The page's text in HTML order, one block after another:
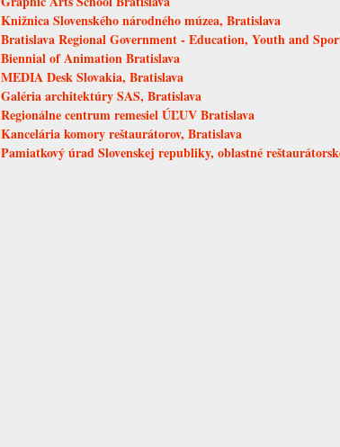
Knižnica Slovenského národného múzea, Bratislava
Bratislava Regional Government - Education, Youth and
Biennial of Animation Bratislava
MEDIA Desk Slovakia, Bratislava
Galéria architektúry SAS, Bratislava
Regionálne centrum remesiel ÚĽUV Bratislava
Kancelária komory reštaurátorov, Bratislava
Pamiatkový úrad Slovenskej republiky, oblastné